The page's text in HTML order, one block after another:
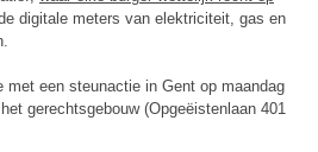
digitale meters van elektriciteit, gas en
met een steunactie in Gent op maandag
gerechtsgebouw (Opgeëistenlaan 401